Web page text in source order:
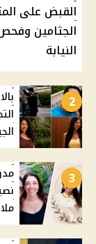
القبض على
الجثامين وفحص
النيابة
2
3